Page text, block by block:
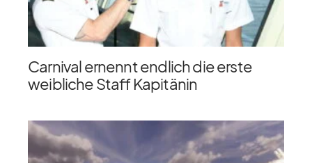
Carnival ernennt endlich die erste
weibliche Staff Kapitänin